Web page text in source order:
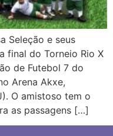
Seleção e seus
final do Torneio Rio X
de Futebol 7 do
Arena Akxe,
O amistoso tem o
as passagens […]